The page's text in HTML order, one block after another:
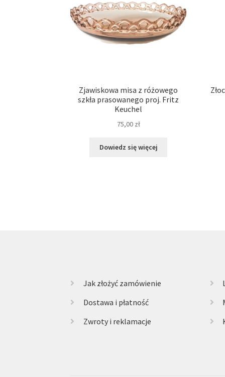
Zjawiskowa misa z różowego
szkła prasowanego proj. Fritz
Keuchel
75,00 zł
Dowiedz się więcej
Jak złożyć zamówienie
Dostawa i płatność
Zwroty i reklamacje